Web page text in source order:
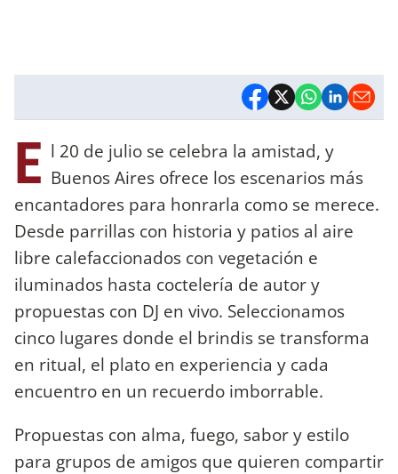
E l 20 de julio se celebra la amistad, y
Buenos Aires ofrece los escenarios más
encantadores para honrarla como se merece.
Desde parrillas con historia y patios al aire
libre calefaccionados con vegetación e
iluminados hasta coctelería de autor y
propuestas con DJ en vivo. Seleccionamos
cinco lugares donde el brindis se transforma
en ritual, el plato en experiencia y cada
encuentro en un recuerdo imborrable.
Propuestas con alma, fuego, sabor y estilo
para grupos de amigos que quieren compartir